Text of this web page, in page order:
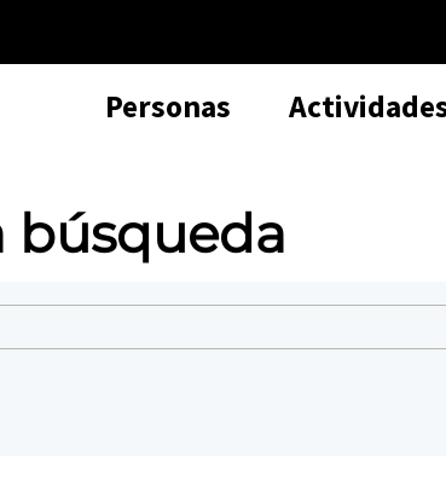
Personas
búsqueda